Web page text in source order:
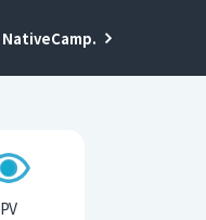
NativeCamp.
PV